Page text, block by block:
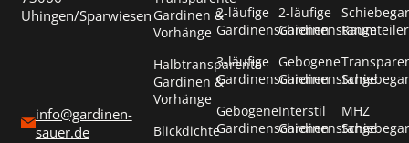
Uhingen/Sparwiesen
info@gardinen-
sauer.de
Gardinen &
Vorhänge
Halbtransparente
Gardinen &
Vorhänge
Blickdichte
2-läufige
Gardinenschienen
3-läufige
Gardinenschienen
Gebogene
Gardinenschienen
2-läufige
Gardinenstange
Gebogene
Gardinenstange
Interstil
Gardinenstange
Raumteiler
MHZ